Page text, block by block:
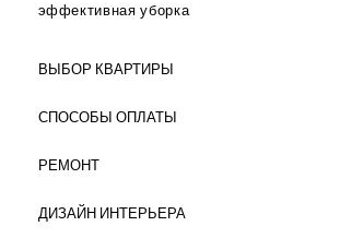
эффективная уборка
ВЫБОР КВАРТИРЫ
СПОСОБЫ ОПЛАТЫ
РЕМОНТ
ДИЗАЙН ИНТЕРЬЕРА